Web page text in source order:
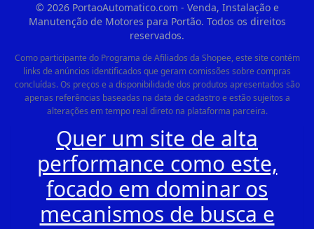
© 2026PortaoAutomatico.com - Venda, Instalação e
Manutenção de Motores para Portão. Todos os direitos
reservados.
Como participante do Programa de Afiliados da Shopee, este site contém
links de anúncios identificados que geram comissões sobre compras
concluídas. Os preços e a disponibilidade dos produtos apresentados são
apenas referências baseadas na data de cadastro e estão sujeitos a
alterações em tempo real direto na plataforma parceira.
Quer um site de alta
performance como este,
focado em dominar os
mecanismos de busca e